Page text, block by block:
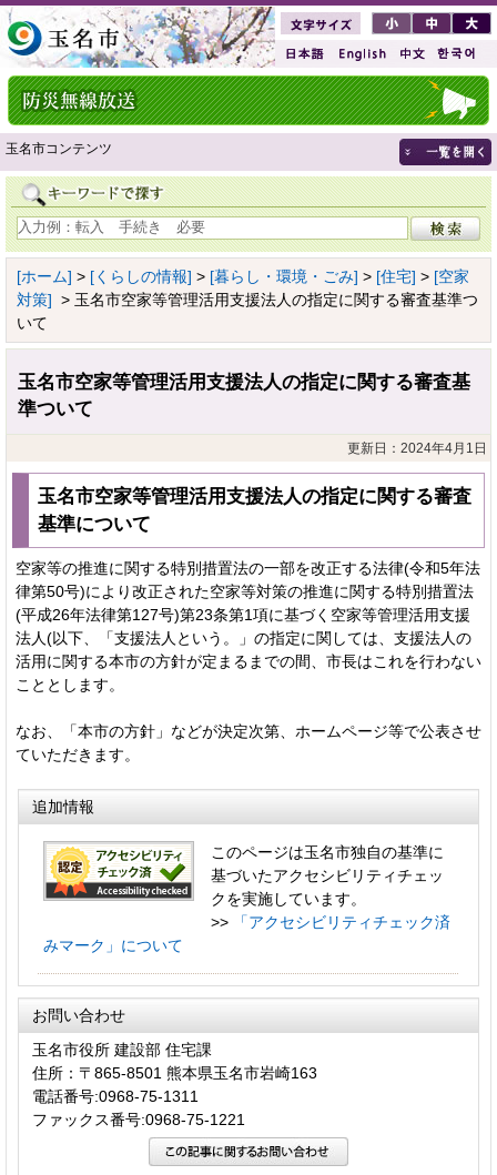
玉名市コンテンツ
[ホーム] > [くらしの情報] > [暮らし・環境・ごみ] > [住宅] > [空家
対策] > 玉名市空家等管理活用支援法人の指定に関する審査基準つ
いて
玉名市空家等管理活用支援法人の指定に関する審査基
準ついて
更新日：2024年4月1日
玉名市空家等管理活用支援法人の指定に関する審査
基準について
空家等の推進に関する特別措置法の一部を改正する法律(令和5年法
律第50号)により改正された空家等対策の推進に関する特別措置法
(平成26年法律第127号)第23条第1項に基づく空家等管理活用支援
法人(以下、「支援法人という。」の指定に関しては、支援法人の
活用に関する本市の方針が定まるまでの間、市長はこれを行わない
こととします。
なお、「本市の方針」などが決定次第、ホームページ等で公表させ
ていただきます。
追加情報
このページは玉名市独自の基準に
基づいたアクセシビリティチェッ
クを実施しています。
>>
「アクセシビリティチェック済
みマーク」について
お問い合わせ
玉名市役所 建設部 住宅課
住所：〒865-8501 熊本県玉名市岩崎163
電話番号:0968-75-1311
ファックス番号:0968-75-1221